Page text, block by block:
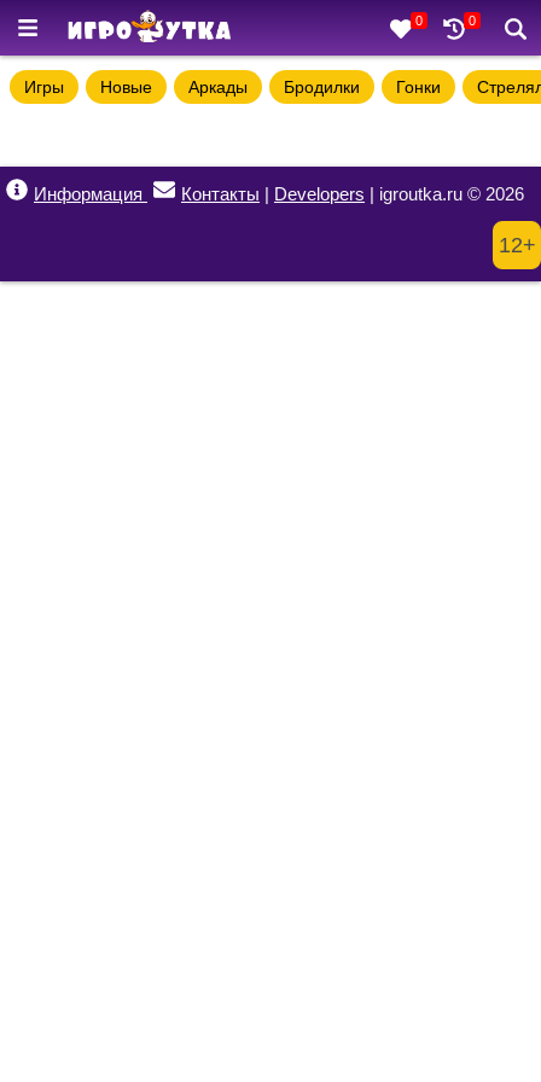
0 0
Игры Новые Аркады Бродилки Гонки
Информация Контакты | Developers | igroutka.ru © 2026
12+